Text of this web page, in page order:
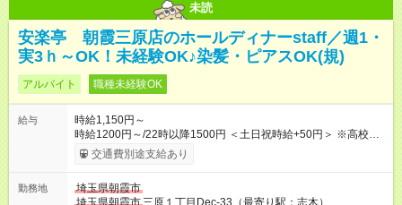
未読
安楽亭 朝霞三原店のホールディナーstaff／週1・
実3ｈ～OK！未経験OK♪染髪・ピアスOK(規)
アルバイト 職種未経験OK
給与
時給1,150円～
時給1200円～/22時以降1500円 ＜土日祝時給+50円＞ ※高校生
時給1150円 【試用期間】試用期間あり 試用期間の長さ：12ヶ
月 雇用形態、給与は本採用時と同じです。 ※最大12ヶ月の間
交通費別途支給あり
勤務地
埼玉県朝霞市
埼玉県朝霞市 三原１丁目Dec-33（最寄り駅：志木）